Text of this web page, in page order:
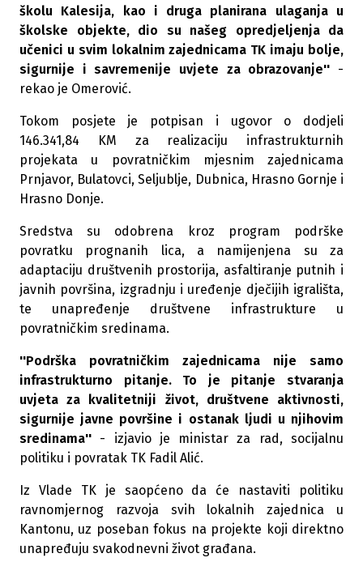
školu Kalesija, kao i druga planirana ulaganja u
školske objekte, dio su našeg opredjeljenja da
učenici u svim lokalnim zajednicama TK imaju bolje,
sigurnije i savremenije uvjete za obrazovanje'' -
rekao je Omerović.
Tokom posjete je potpisan i ugovor o dodjeli
146.341,84 KM za realizaciju infrastrukturnih
projekata u povratničkim mjesnim zajednicama
Prnjavor, Bulatovci, Seljublje, Dubnica, Hrasno Gornje i
Hrasno Donje.
Sredstva su odobrena kroz program podrške
povratku prognanih lica, a namijenjena su za
adaptaciju društvenih prostorija, asfaltiranje putnih i
javnih površina, izgradnju i uređenje dječijih igrališta,
te unapređenje društvene infrastrukture u
povratničkim sredinama.
''Podrška povratničkim zajednicama nije samo
infrastrukturno pitanje. To je pitanje stvaranja
uvjeta za kvalitetniji život, društvene aktivnosti,
sigurnije javne površine i ostanak ljudi u njihovim
sredinama'' - izjavio je ministar za rad, socijalnu
politiku i povratak TK Fadil Alić.
Iz Vlade TK je saopćeno da će nastaviti politiku
ravnomjernog razvoja svih lokalnih zajednica u
Kantonu, uz poseban fokus na projekte koji direktno
unapređuju svakodnevni život građana.